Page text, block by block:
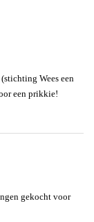
Wees een
een prikkie!
gekocht voor